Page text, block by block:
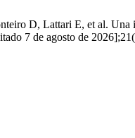
D, Lattari E, et al. Una
7 de agosto de